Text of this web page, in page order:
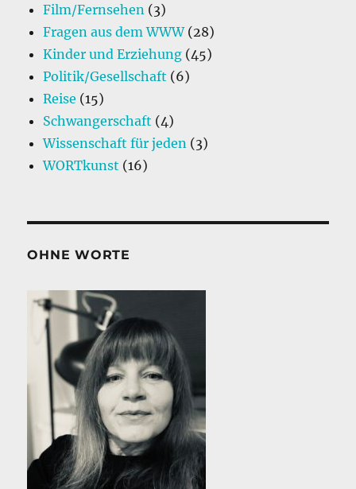
Film/Fernsehen (3)
Fragen aus dem WWW(28)
Kinder und Erziehung (45)
Politik/Gesellschaft (6)
Reise (15)
Schwangerschaft (4)
Wissenschaft für jeden (3)
WORTkunst (16)
OHNE WORTE